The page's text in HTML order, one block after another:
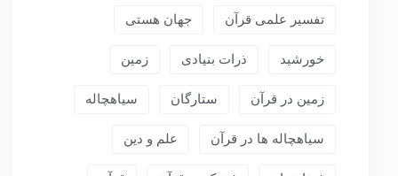
تفسیر علمی قرآن جهان هستی
خورشید ذرات بنیادی زمین
زمین در قرآن ستارگان سیاهچاله
سیاهچاله ها در قرآن علم و دین